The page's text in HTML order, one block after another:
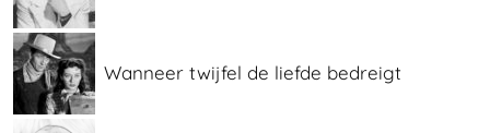
Wanneer twijfel de liefde bedreigt